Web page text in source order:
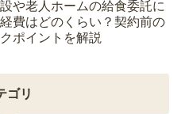
や老人ホームの給食委託に
費はどのくらい？契約前の
ポイントを解説
ゴリ